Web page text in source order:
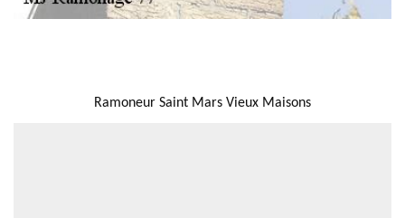
Ramoneur Saint Mars Vieux Maisons